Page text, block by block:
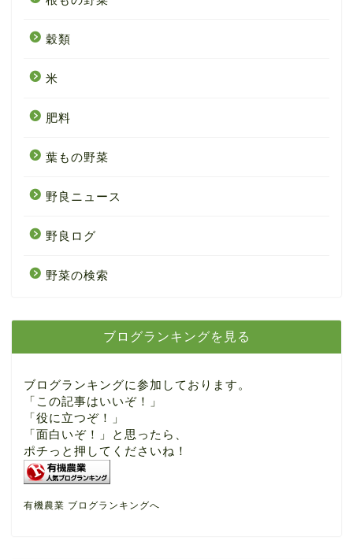
穀類
米
肥料
葉もの野菜
野良ニュース
野良ログ
野菜の検索
ブログランキングを見る
ブログランキングに参加しております。
「この記事はいいぞ！」
「役に立つぞ！」
「面白いぞ！」と思ったら、
ポチっと押してくださいね！
有機農業 ブログランキングへ